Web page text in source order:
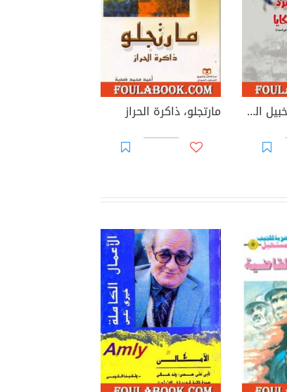
تخوم السرد .. أرخبيل الحكايا
مارتجلو، ذاكرة الحراز